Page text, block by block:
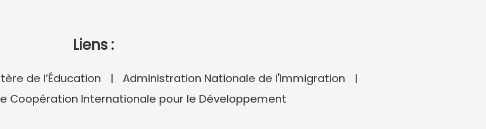
Liens :
de l’Éducation
Administration Nationale de l'Immigration
Coopération Internationale pour le Développement